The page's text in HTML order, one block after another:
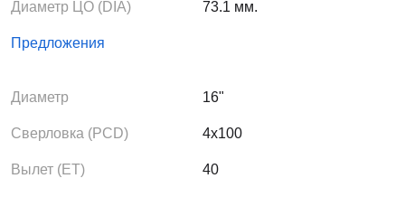
Диаметр ЦО (DIA) 73.1 мм.
Предложения
Диаметр 16"
Сверловка (PCD) 4x100
Вылет (ЕТ) 40